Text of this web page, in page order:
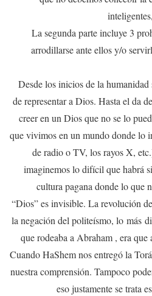
La segunda parte incluye 3
arrodillarse ante ellos y/o
Desde los inicios de la humanidad
de representar a Dios. Hasta el da
creer en un Dios que no se lo
que vivimos en un mundo donde lo
de radio o TV, los rayos X,
imaginemos lo difícil que habrá
cultura pagana donde lo que
“Dios” es invisible. La revolución
la negación del politeísmo, lo más
que rodeaba a Abraham , era
Cuando HaShem nos entregó la
nuestra comprensión. Tampoco
eso justamente se trata